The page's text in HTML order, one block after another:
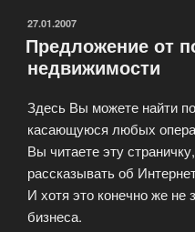
ОПУБЛИКОВАНО
27.01.2007
Предложение от
недвижимости
Здесь Вы можете найти
касающуюся любых
Вы читаете эту
рассказывать об
И хотя это конечно же не
бизнеса.